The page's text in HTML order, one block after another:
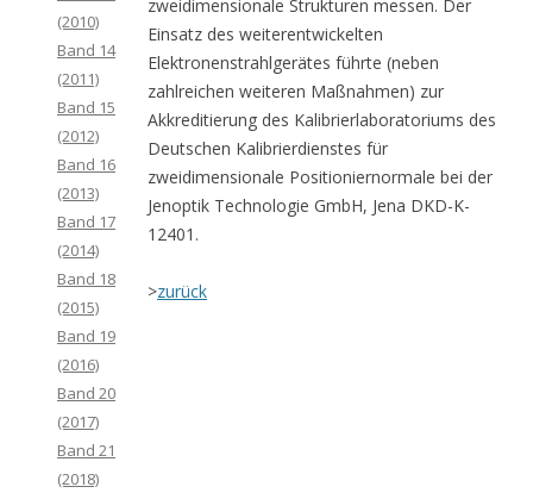
zweidimensionale Strukturen messen. Der
Einsatz des weiterentwickelten
Elektronenstrahlgerätes führte (neben
zahlreichen weiteren Maßnahmen) zur
Akkreditierung des Kalibrierlaboratoriums des
Deutschen Kalibrierdienstes für
zweidimensionale Positioniernormale bei der
Jenoptik Technologie GmbH, Jena DKD-K-
12401.
>zurück
(2010)
Band 14
(2011)
Band 15
(2012)
Band 16
(2013)
Band 17
(2014)
Band 18
(2015)
Band 19
(2016)
Band 20
(2017)
Band 21
(2018)